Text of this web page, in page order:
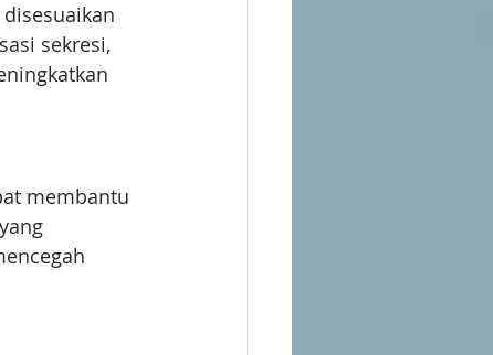
sekresi,
membantu